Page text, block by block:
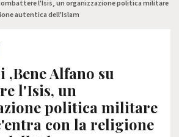
l'Isis, un organizzazione politica militare
autentica dell'Islam
,Bene Alfano su
l'Isis, un
politica militare
con la religione